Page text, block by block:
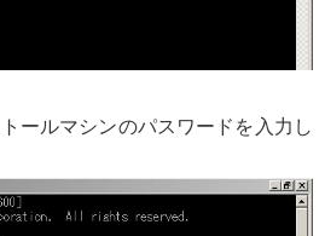
ールマシンのパスワードを入力し